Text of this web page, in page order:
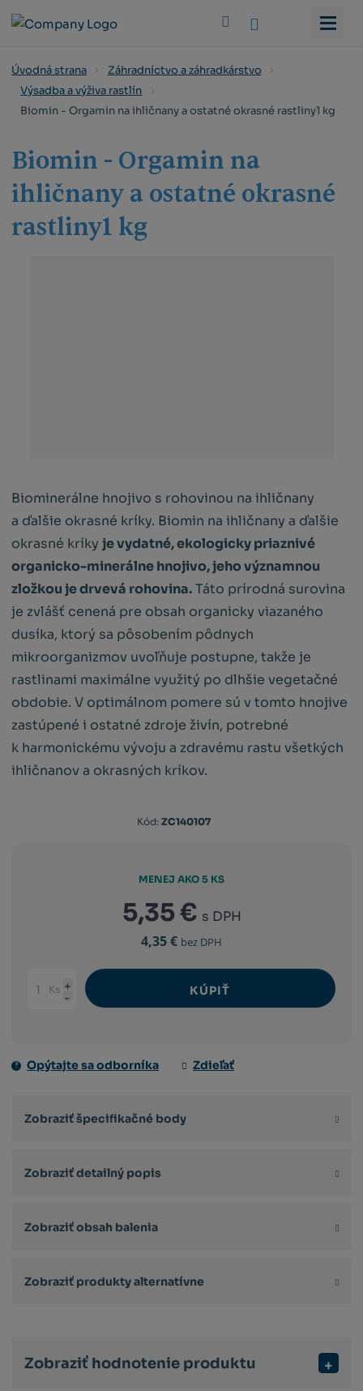
Úvodná strana
Záhradníctvo a záhradkárstvo
Výsadba a výživa rastlín
Biomin - Orgamin na ihličnany a ostatné okrasné rastliny1 kg
Biomin - Orgamin na
ihličnany a ostatné okrasné
rastliny1 kg
Biominerálne hnojivo s rohovinou na ihličnany
a ďalšie okrasné kríky. Biomin na ihličnany a ďalšie
okrasné kríkyje vydatné, ekologicky priaznivé
organicko-minerálne hnojivo, jeho významnou
zložkou je drvevá rohovina.Táto prírodná surovina
je zvlášť cenená pre obsah organicky viazaného
dusíka, ktorý sa pôsobením pôdnych
mikroorganizmov uvoľňuje postupne, takže je
rastlinami maximálne využitý po dlhšie vegetačné
obdobie. V optimálnom pomere sú v tomto hnojive
zastúpené i ostatné zdroje živín, potrebné
k harmonickému vývoju a zdravému rastu všetkých
ihličnanov a okrasných kríkov.
Kód: ZC140107
5,35 € s DPH
4,35 € bez DPH
MENEJ AKO 5 KS
Změnit
Navýšit
Snížit
Ks KÚPIŤ
Opýtajte sa odborníka Zdieľať
Zobraziť špecifikačné body
Zobraziť detailný popis
Zobraziť obsah balenia
Zobraziť produkty alternatívne
Zobraziť hodnotenie produktu